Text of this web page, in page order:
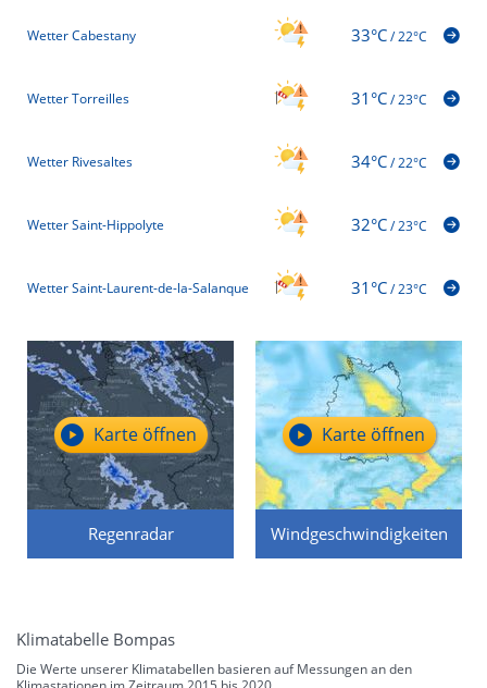
Wetter Cabestany 33°C/22°C
Wetter Torreilles 31°C/23°C
Wetter Rivesaltes 34°C/22°C
Wetter Saint-Hippolyte 32°C/23°C
Wetter Saint-Laurent-de-la-Salanque 31°C/23°C
Regenradar
Karte öffnen
Windgeschwindigkeiten
Karte öffnen
Klimatabelle Bompas
Die Werte unserer Klimatabellen basieren auf Messungen an den